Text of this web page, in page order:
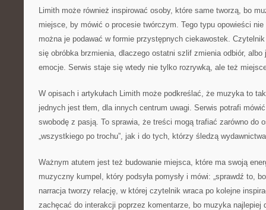
Limith może również inspirować osoby, które same tworzą, bo
miejsce, by mówić o procesie twórczym. Tego typu opowieści
można je podawać w formie przystępnych ciekawostek.
się obróbka brzmienia, dlaczego ostatni szlif zmienia odbiór, albo
emocje. Serwis staje się wtedy nie tylko rozrywką, ale też
W opisach i artykułach Limith może podkreślać, że muzyka to
jednych jest tłem, dla innych centrum uwagi. Serwis potrafi
swobodę z pasją. To sprawia, że treści mogą trafiać zarówno do
„wszystkiego po trochu”, jak i do tych, którzy śledzą
Ważnym atutem jest też budowanie miejsca, które ma swoją
muzyczny kumpel, który podsyła pomysły i mówi: „sprawdź to,
narracja tworzy relację, w której czytelnik wraca po kolejne
zachęcać do interakcji poprzez komentarze, bo muzyka najlepiej